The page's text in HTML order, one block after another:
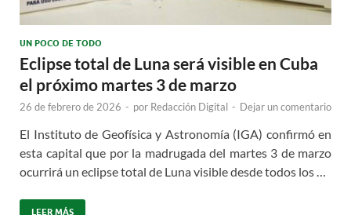
UN POCO DE TODO
Eclipse total de Luna será visible en Cuba
el próximo martes 3 de marzo
26 de febrero de 2026 - por Redacción Digital - Dejar un comentario
El Instituto de Geofísica y Astronomía (IGA) confirmó en
esta capital que por la madrugada del martes 3 de marzo
ocurrirá un eclipse total de Luna visible desde todos los …
LEER MÁS